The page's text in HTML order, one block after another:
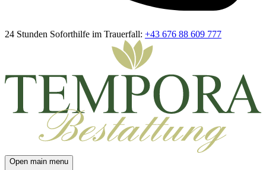
24 Stunden Soforthilfe im Trauerfall: +43 676 88 609 777
Open main menu